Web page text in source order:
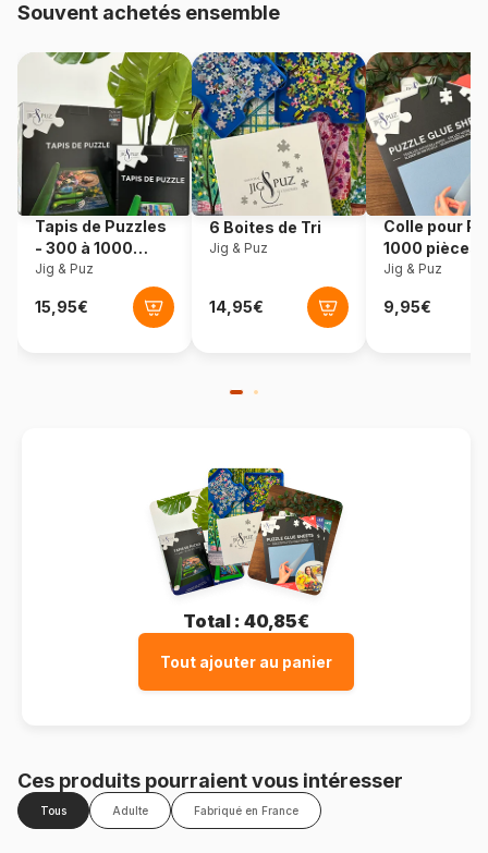
Provenance Pologne
Castorland-400188
EAN 5904438400188
Nombre de pièces 4000 pièces
Dimensions 138 x 68 cm
Souvent achetés ensemble
Tapis de Puzzles
- 300 à 1000
pièces
Jig & Puz
6 Boites de Tri
Jig & Puz
Colle pour
1000 pièces
Jig & Puz
Total : 40,85€
Tout ajouter au panier
Ces produits pourraient vous intéresser
Tous Adulte Fabriqué en France